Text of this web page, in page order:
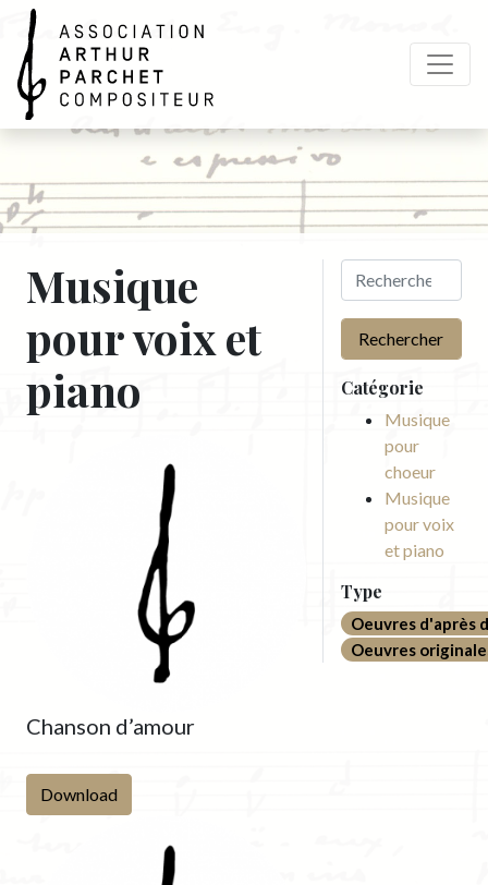
Arthur Parchet
Musique
pour voix et
piano
Chanson d’amour
Download
Rechercher
Catégorie
Musique
pour
choeur
Musique
pour voix
et piano
Type
Oeuvres d'après
Oeuvres